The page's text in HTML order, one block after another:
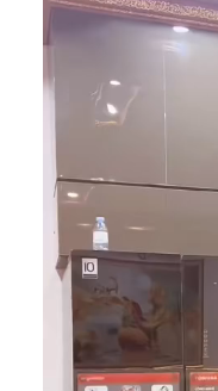
Video